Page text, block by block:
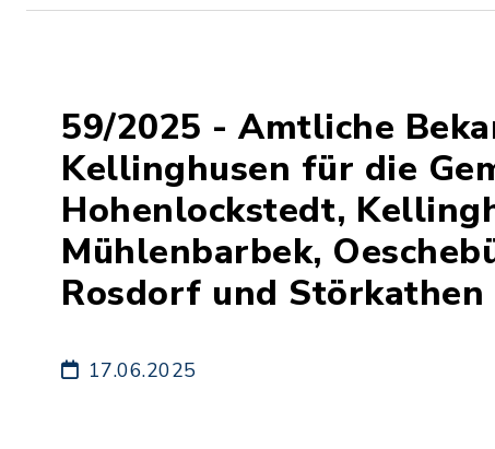
59/2025 - Amtliche
Kellinghusen für die
Hohenlockstedt,
Mühlenbarbek,
Rosdorf und Störkathen
17.06.2025